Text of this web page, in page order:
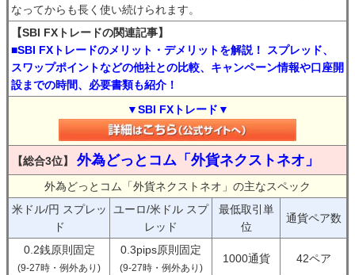
なってからも長く使い続けられます。
【SBI FXトレードの関連記事】
■SBI FXトレードのメリット・デメリットを解説！ スプレッド、
スワップポイントなどの他社との比較、キャンペーン情報や口座開
設までの時間、必要書類も紹介！
▼SBI FXトレード▼
【総合3位】 外為どっとコム「外貨ネクストネオ」
外為どっとコム「外貨ネクストネオ」の主なスペック
米ドル/円 スプレッ
ド
ユーロ/米ドル スプ
レッド
最低取引単
位
通貨ペア数
0.2銭原則固定
(9-27時・例外あり)
0.3pips原則固定
(9-27時・例外あり)
1000通貨 42ペア